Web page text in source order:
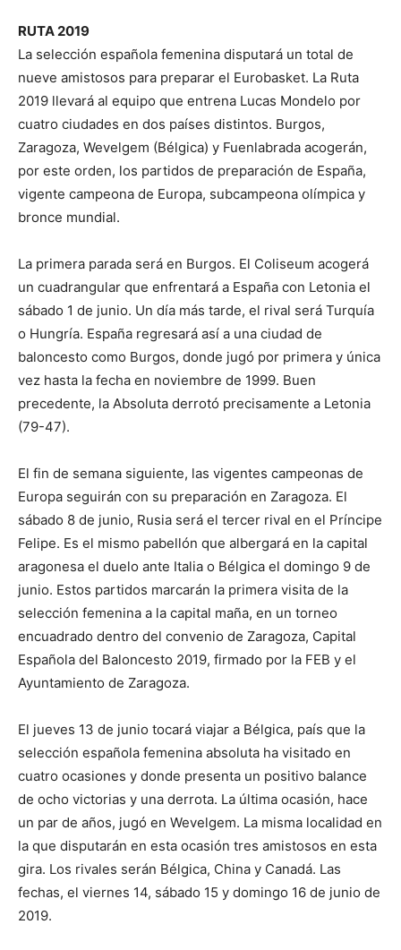
RUTA 2019
La selección española femenina disputará un total de
nueve amistosos para preparar el Eurobasket. La Ruta
2019 llevará al equipo que entrena Lucas Mondelo por
cuatro ciudades en dos países distintos. Burgos,
Zaragoza, Wevelgem (Bélgica) y Fuenlabrada acogerán,
por este orden, los partidos de preparación de España,
vigente campeona de Europa, subcampeona olímpica y
bronce mundial.
La primera parada será en Burgos. El Coliseum acogerá
un cuadrangular que enfrentará a España con Letonia el
sábado 1 de junio. Un día más tarde, el rival será Turquía
o Hungría. España regresará así a una ciudad de
baloncesto como Burgos, donde jugó por primera y única
vez hasta la fecha en noviembre de 1999. Buen
precedente, la Absoluta derrotó precisamente a Letonia
(79-47).
El fin de semana siguiente, las vigentes campeonas de
Europa seguirán con su preparación en Zaragoza. El
sábado 8 de junio, Rusia será el tercer rival en el Príncipe
Felipe. Es el mismo pabellón que albergará en la capital
aragonesa el duelo ante Italia o Bélgica el domingo 9 de
junio. Estos partidos marcarán la primera visita de la
selección femenina a la capital maña, en un torneo
encuadrado dentro del convenio de Zaragoza, Capital
Española del Baloncesto 2019, firmado por la FEB y el
Ayuntamiento de Zaragoza.
El jueves 13 de junio tocará viajar a Bélgica, país que la
selección española femenina absoluta ha visitado en
cuatro ocasiones y donde presenta un positivo balance
de ocho victorias y una derrota. La última ocasión, hace
un par de años, jugó en Wevelgem. La misma localidad en
la que disputarán en esta ocasión tres amistosos en esta
gira. Los rivales serán Bélgica, China y Canadá. Las
fechas, el viernes 14, sábado 15 y domingo 16 de junio de
2019.